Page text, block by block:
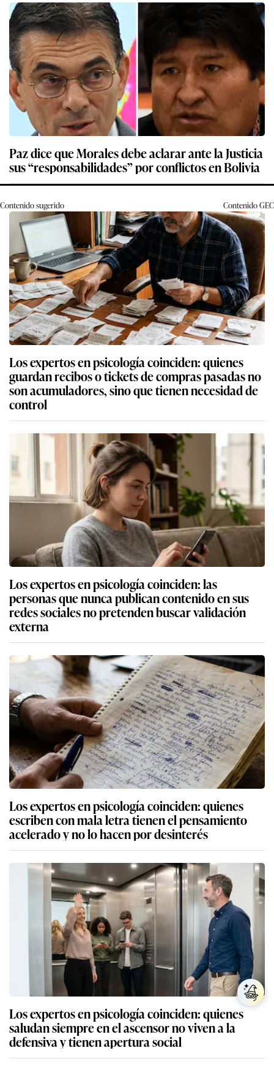
Paz dice que Morales debe aclarar ante la Justicia
sus “responsabilidades” por conflictos en Bolivia
Contenido sugerido ContenidoGEC
Los expertos en psicología coinciden: quienes
guardan recibos o tickets de compras pasadas no
son acumuladores, sino que tienen necesidad de
control
Los expertos en psicología coinciden: las
personas que nunca publican contenido en sus
redes sociales no pretenden buscar validación
externa
Los expertos en psicología coinciden: quienes
escriben con mala letra tienen el pensamiento
acelerado y no lo hacen por desinterés
Los expertos en psicología coinciden: quienes
saludan siempre en el ascensor no viven a la
defensiva y tienen apertura social